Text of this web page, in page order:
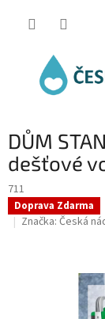
DŮM
dešťové
711
Doprava Zdarma
Značka: Česká